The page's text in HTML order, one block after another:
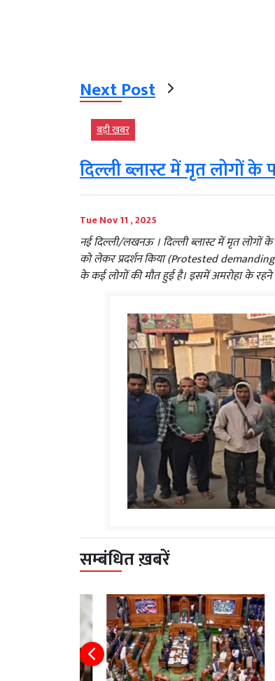
Next Post
बड़ी खबर
दिल्ली ब्लास्ट में मृत लोगों
Tue Nov 11 , 2025
नई दिल्ली/लखनऊ । दिल्ली ब्लास्ट में मृत
को लेकर प्रदर्शन किया (Protested
के कई लोगों की मौत हुई है। इसमें अमरोहा के
सम्बंधित ख़बरें